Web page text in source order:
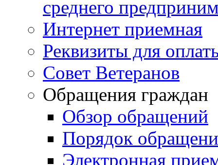
среднего
Интернет приемная
Реквизиты для
Совет Ветеранов
Обращения граждан
Обзор обращений
Порядок
Электронная